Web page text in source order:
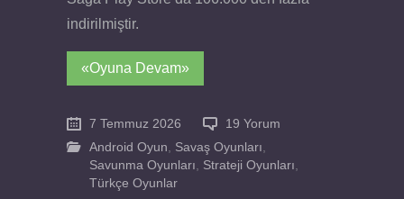
indirilmiştir.
«Oyuna Devam»
7 Temmuz 2026
19 Yorum
Android Oyun
Savaş Oyunları
Savunma Oyunları
Strateji Oyunları
Türkçe Oyunlar